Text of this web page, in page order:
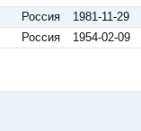
Россия
1981-11-29
Россия 1954-02-09